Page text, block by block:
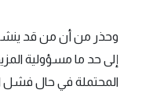
وحذر من أن من قد
إلى حد ما مسؤولية
المحتملة في حال فشل